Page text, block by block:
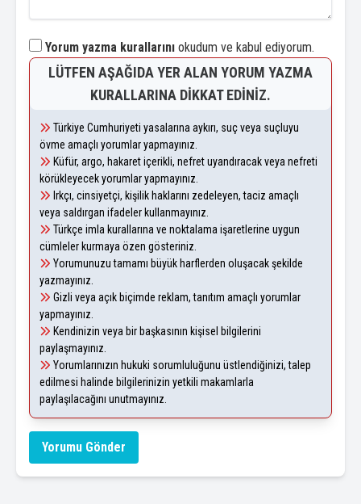
Yorum yazma kurallarını okudum ve kabul ediyorum.
LÜTFEN AŞAĞIDA YER ALAN YORUM YAZMA
KURALLARINA DIKKAT EDINIZ.
Türkiye Cumhuriyeti yasalarına aykırı, suç veya suçluyu
övme amaçlı yorumlar yapmayınız.
Küfür, argo, hakaret içerikli, nefret uyandıracak veya nefreti
körükleyecek yorumlar yapmayınız.
Irkçı, cinsiyetçi, kişilik haklarını zedeleyen, taciz amaçlı
veya saldırgan ifadeler kullanmayınız.
Türkçe imla kurallarına ve noktalama işaretlerine uygun
cümleler kurmaya özen gösteriniz.
Yorumunuzu tamamı büyük harflerden oluşacak şekilde
yazmayınız.
Gizli veya açık biçimde reklam, tanıtım amaçlı yorumlar
yapmayınız.
Kendinizin veya bir başkasının kişisel bilgilerini
paylaşmayınız.
Yorumlarınızın hukuki sorumluluğunu üstlendiğinizi, talep
edilmesi halinde bilgilerinizin yetkili makamlarla
paylaşılacağını unutmayınız.
Yorumu Gönder